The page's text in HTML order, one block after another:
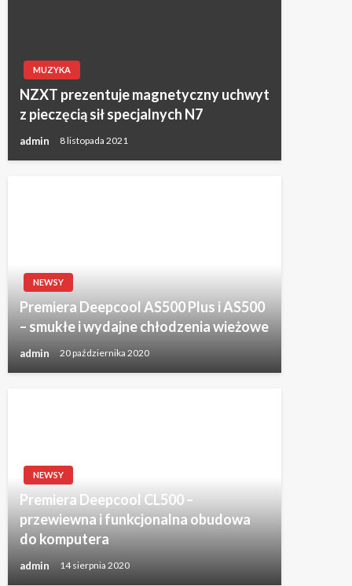
MUZYKA
NZXT prezentuje magnetyczny uchwyt
z pieczęcią sił specjalnych N7
admin 8 listopada 2021
NEWSY
Premiera Deepcool AS500 Plus i AS500
– smukłe i wydajne chłodzenia wieżowe
admin 20 października 2020
NEWSY
Premiera Deepcool CL500 –
przewiewna i funkcjonalna obudowa
do komputera
admin 14 sierpnia 2020